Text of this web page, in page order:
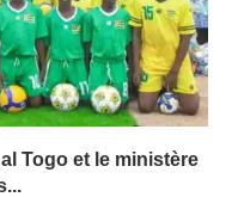
Togo et le ministère